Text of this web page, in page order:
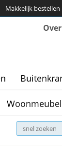
Makkelijk bestellen